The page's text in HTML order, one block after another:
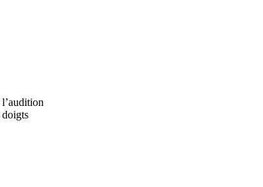
l’audition
doigts